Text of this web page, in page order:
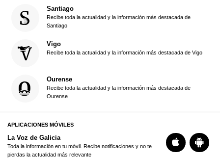
Santiago
Recibe toda la actualidad y la información más destacada de
Santiago
Vigo
Recibe toda la actualidad y la información más destacada de Vigo
Ourense
Recibe toda la actualidad y la información más destacada de
Ourense
APLICACIONES MÓVILES
La Voz de Galicia
Toda la información en tu móvil. Recibe notificaciones y no te
pierdas la actualidad más relevante